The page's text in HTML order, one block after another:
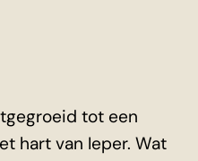
tot een
hart van Ieper. Wat